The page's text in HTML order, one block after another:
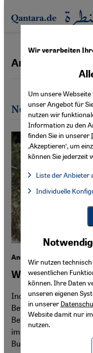
Direkt zum Inhalt springen
Andy Budiman
Neueste Artikel
Angriffe auf religiöse
Wachsende
Indonesien ist das
Bevölkerung weltweit -
Beispiel für tolerantes
immer öfter religiöse
Budiman berichtet.
Wir verarbeiten
Wir nutzen
wesentlichen
können. Ihre Daten
unseren eigenen
in unserer
Website damit nur
nutzen.
Um unsere
unser Angebot für
nutzen wir
Information zu den
finden Sie in unserer
‚Akzeptieren‘, um
können Sie jederzeit
Liste der Anbieter
Facebook Embed /
Facebook Embed
Google Maps
Individuelle